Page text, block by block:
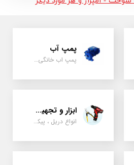
پمپ آب
پمپ اب خانگی، بشقابی ، جتی ، دو پروانه کشاورزی
ابزار و تجهیزات
انواع دریل ، پیکور، ابزارالات، سیل مکانیکی، قطعات پمپ